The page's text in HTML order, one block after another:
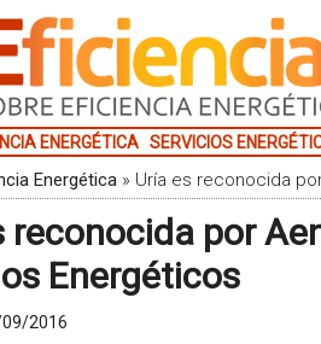
ENERGÉTICA SERVICIOS
Energética» Uría es reconocida
reconocida por
Energéticos
2016